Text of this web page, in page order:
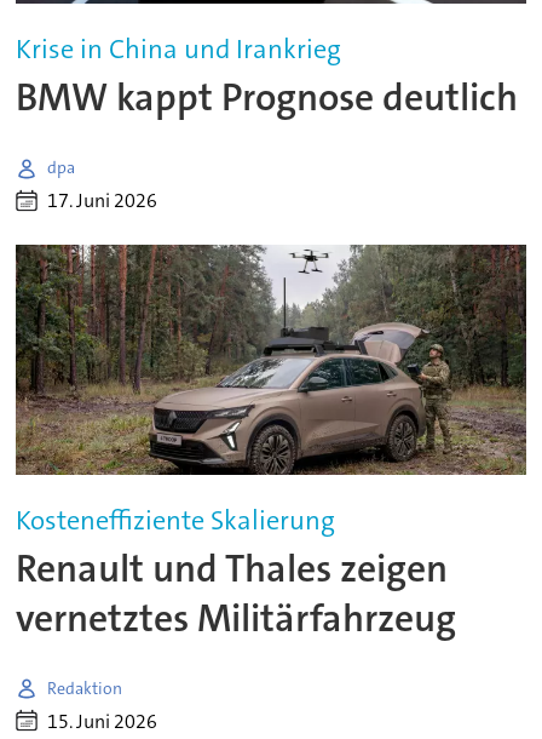
Krise in China und Irankrieg
BMW kappt Prognose deutlich
dpa
17. Juni 2026
Kosteneffiziente Skalierung
Renault und Thales zeigen
vernetztes Militärfahrzeug
Redaktion
15. Juni 2026